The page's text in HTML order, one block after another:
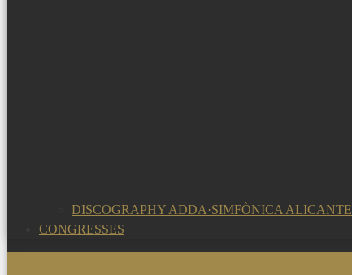
DISCOGRAPHY ADDA·SIMFÒNICA ALICANTE
CONGRESSES